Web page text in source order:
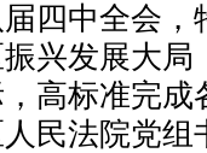
四中全会
兴发展大局
高标准完
民法院党